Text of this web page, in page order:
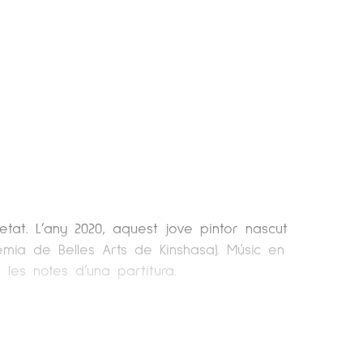
L’any 2020, aquest jove pintor nascut
de Belles Arts de Kinshasa). Músic en
notes d’una partitura.
del futur i de la regeneració.”
del Congo. La industrialització dels